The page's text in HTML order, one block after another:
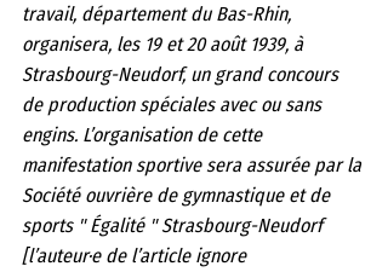
travail, département du Bas-Rhin,
organisera, les 19 et 20 août 1939, à
Strasbourg-Neudorf, un grand concours
de production spéciales avec ou sans
engins. L’organisation de cette
manifestation sportive sera assurée par la
Société ouvrière de gymnastique et de
sports " Égalité " Strasbourg-Neudorf
[l’auteur·e de l’article ignore